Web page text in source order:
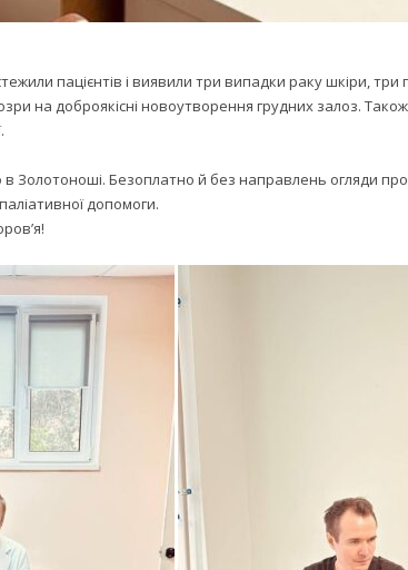
пацієнтів і виявили три випадки раку шкіри,
на доброякісні новоутворення грудних залоз.
Безоплатно й без направлень огляди
допомоги.